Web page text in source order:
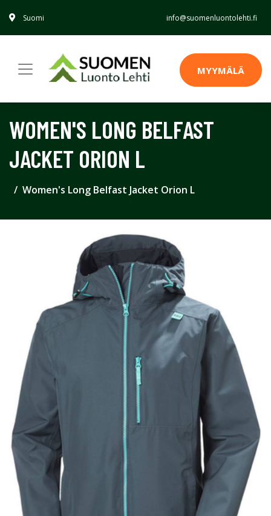
Suomi info@suomenluontolehti.fi
MYYMÄLÄ
WOMEN'S LONG BELFAST
JACKET ORION L
Women's Long Belfast Jacket Orion L